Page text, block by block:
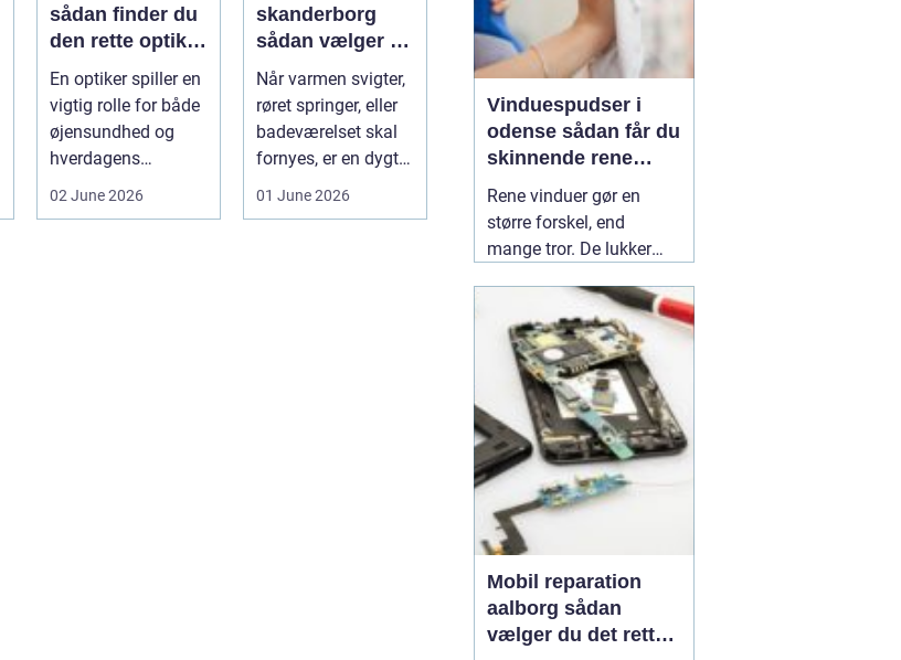
sådan finder du
den rette optiker
i byen
En optiker spiller en
vigtig rolle for både
øjensundhed og
hverdagens
02 June 2026
skanderborg
sådan vælger du
den rigtige
installatør
Når varmen svigter,
røret springer, eller
badeværelset skal
fornyes, er en dygtig
01 June 2026
Vinduespudser i
odense sådan får du
skinnende rene
ruder året rundt
Rene vinduer gør en
større forskel, end
mange tror. De lukker
erhvervsbygninger til at
fremstå velholdte og
giver et bedre indeklima.
Flere boligejere og
virksomheder vælger
derfor at bruge en
professionel01 July
2026
Mobil reparation
aalborg sådan
vælger du det rette